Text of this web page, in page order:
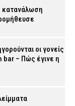
κατανάλωση
οι γονείς
bar – Πώς έγινε η